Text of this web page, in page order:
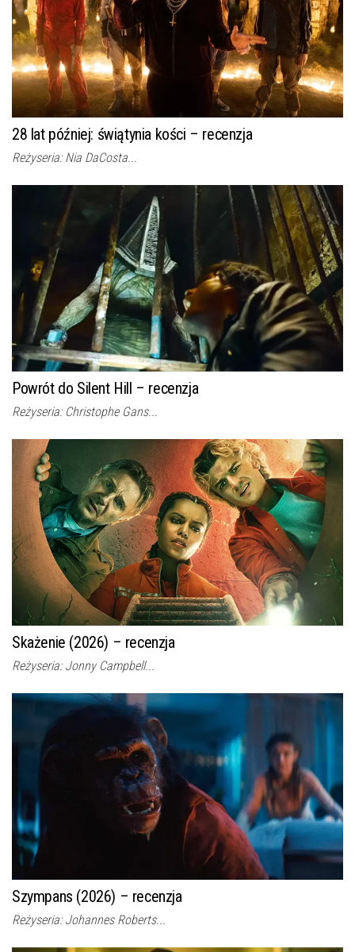
28 lat później: świątynia kości – recenzja
Reżyseria: Nia DaCosta...
Powrót do Silent Hill – recenzja
Reżyseria: Christophe Gans...
Skażenie (2026) – recenzja
Reżyseria: Jonny Campbell...
Szympans (2026) – recenzja
Reżyseria: Johannes Roberts...